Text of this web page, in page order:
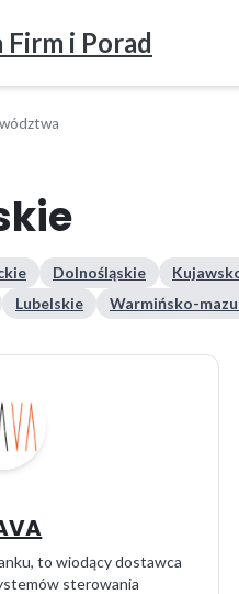
Firm i Porad
Dolnośląskie
Lubelskie Warmińsko-
to wiodący dostawca
sterowania